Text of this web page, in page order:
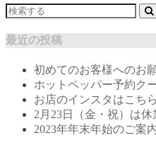
最近の投稿
初めてのお客様へのお
ホットペッパー予約ク
お店のインスタはこちら
2月23日（金・祝）は休
2023年年末年始のご案